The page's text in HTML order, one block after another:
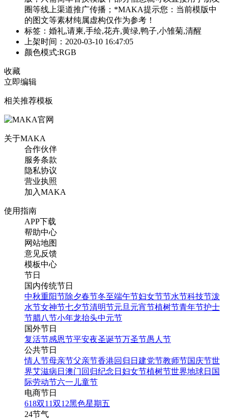
圈等线上渠道推广传播；*MAKA提示您：当前模版中
的图文等素材纯属虚构仅作为参考！
标签：婚礼,请柬,手绘,花卉,黄绿,鸭子,小雏菊,清醒
上架时间：2020-03-10 16:47:05
颜色模式:RGB
收藏
立即编辑
相关推荐模板
关于MAKA
合作伙伴
服务条款
隐私协议
营业执照
加入MAKA
使用指南
APP下载
帮助中心
网站地图
意见反馈
模板中心
节日
国内传统节日
中秋重阳节除夕春节冬至端午节妇女节节水节科技节泼
水节女神节七夕节清明节元旦 元宵节植树节青年节护士
节腊八节小年龙抬头中元节
国外节日
复活节感恩节平安夜圣诞节万圣节愚人节
公共节日
情人节母亲节父亲节香港回归日 建党节教师节国庆节世
界艾滋病日 澳门回归纪念日 妇女节植树节世界地球日 国
际劳动节六一儿童节
电商节日
618双11双12黑色星期五
24节气